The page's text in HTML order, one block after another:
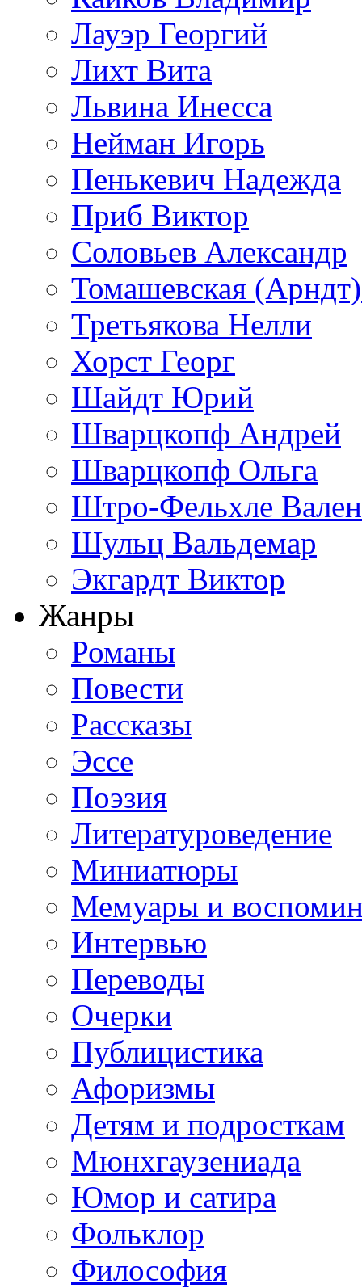
Лауэр Георгий
Лихт Вита
Львина Инесса
Нейман Игорь
Пенькевич Надежда
Приб Виктор
Соловьев Александр
Томашевская
Третьякова Нелли
Хорст Георг
Шайдт Юрий
Шварцкопф Андрей
Шварцкопф Ольга
Штро-Фельхле
Шульц Вальдемар
Экгардт Виктор
Жанры
Романы
Повести
Рассказы
Эссе
Поэзия
Литературоведение
Миниатюры
Мемуары и
Интервью
Переводы
Очерки
Публицистика
Афоризмы
Детям и подросткам
Мюнхгаузениада
Юмор и сатира
Фольклор
Философия